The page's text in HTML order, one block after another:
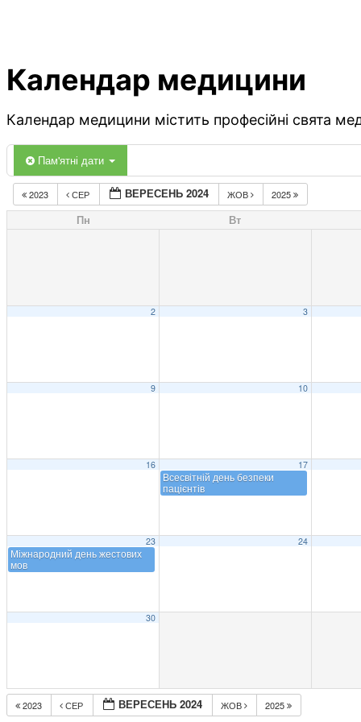
Календар медицини
Календар медицини містить професійні свята
Пам'ятні дати
2023 СЕР ВЕРЕСЕНЬ 2024 ЖОВ 2025
Пн Вт
2 3
9 10
16 17
Всесвітній день безпеки
пацієнтів
23
Міжнародний день жестових
мов
24
30
2023 СЕР ВЕРЕСЕНЬ 2024 ЖОВ 2025